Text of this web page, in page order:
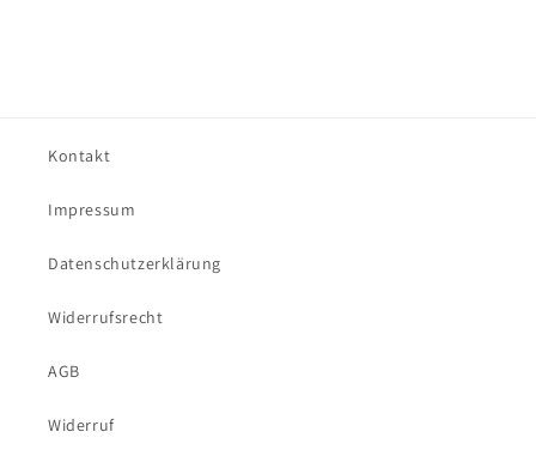
Kontakt
Impressum
Datenschutzerklärung
Widerrufsrecht
AGB
Widerruf